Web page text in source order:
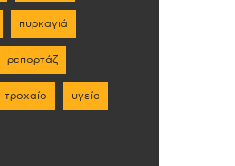
πυρκαγιά
ρεπορτάζ
τροχαίο υγεία